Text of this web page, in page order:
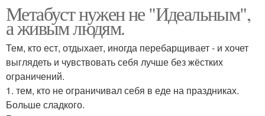
Метабуст нужен не "Идеальным",
а живым людям.
Тем, кто ест, отдыхает, иногда перебарщивает - и хочет
выглядеть и чувствовать себя лучше без жёстких
ограничений.
1. тем, кто не ограничивал себя в еде на праздниках.
Больше сладкого.